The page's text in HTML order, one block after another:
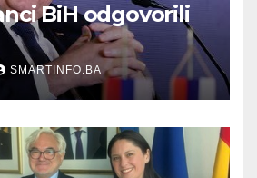
BiH odgovorili
i pripada svim
SMARTINFO.BA